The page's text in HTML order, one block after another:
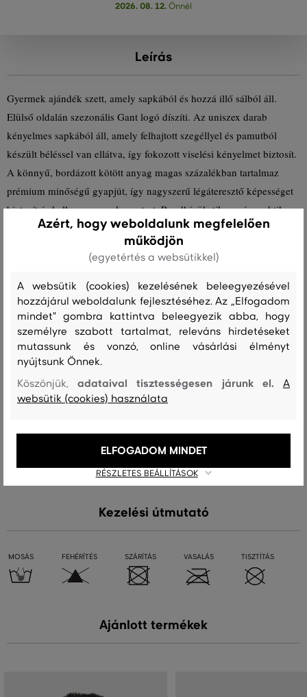
2026. 08. 12. Önnél
Leírás
Gyermek ajándék szett, amely sapkából és hozzá illő sálból áll.
Elülső oldalán szezonális Gant logó díszíti. Az uniszex darab
kényelmes sapkából áll, amely felhajtott szegéllyel és pamutból
készült béléssel van ellátva, így fokozott viselési kényelmet biztosít.
A könnyű, bordázott kötött anyag magas százalékban tartalmaz
prémium minőségű gyapjút, így nagyszerű légáteresztő képességet
biztosít és kellemesen melegen tart. Rendkívül stílusos és praktikus
szett, amely maximális kényelmet biztosít gyermekének, a hideg
Szezon: FW24 Termék kódja999007-624-GC-310-L/XL
Összetétel
bélésanyag
PAMUT
95 %
ELASZTÁN
5 %
Kezelési útmutató
MOSÁS FEHÉRÍTÉS SZÁRÍTÁS VASALÁS TISZTÍTÁS
Ajánlott termékek
Azért, hogy weboldalunk megfelelően
működjön
(egyetértés a websütikkel)
A websütik (cookies) kezelésének beleegyezésével
hozzájárul weboldalunk fejlesztéséhez. Az „Elfogadom
mindet" gombra kattintva beleegyezik abba, hogy
személyre szabott tartalmat, releváns hirdetéseket
mutassunk és vonzó, online vásárlási élményt
nyújtsunk Önnek.
Köszönjük,adataival tisztességesen járunk el.A
websütik (cookies) használata
RÉSZLETES BEÁLLÍTÁSOK
ELFOGADOM MINDET